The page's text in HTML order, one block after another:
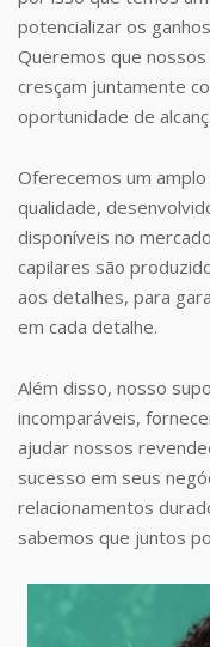
potencializar os
Queremos que
cresçam juntamente
oportunidade de
Oferecemos um
qualidade,
disponíveis no
capilares são
aos detalhes, para
em cada detalhe.
Além disso, nosso
incomparáveis,
ajudar nossos
sucesso em seus
relacionamentos
sabemos que juntos